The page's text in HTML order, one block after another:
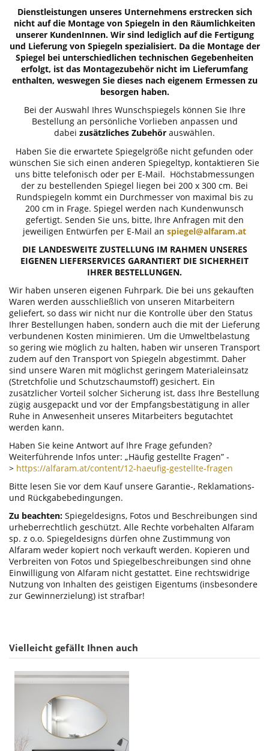
Dienstleistungen unseres Unternehmens erstrecken sich
nicht auf die Montage von Spiegeln in den Räumlichkeiten
unserer KundenInnen. Wir sind lediglich auf die Fertigung
und Lieferung von Spiegeln spezialisiert. Da die Montage der
Spiegel bei unterschiedlichen technischen Gegebenheiten
erfolgt, ist das Montagezubehör nicht im Lieferumfang
enthalten, weswegen Sie dieses nach eigenem Ermessen zu
besorgen haben.
Bei der Auswahl Ihres Wunschspiegels können Sie Ihre
Bestellung an persönliche Vorlieben anpassen und
dabei zusätzliches Zubehör auswählen.
Haben Sie die erwartete Spiegelgröße nicht gefunden oder
wünschen Sie sich einen anderen Spiegeltyp, kontaktieren Sie
uns bitte telefonisch oder per E-Mail. Höchstabmessungen
der zu bestellenden Spiegel liegen bei 200 x 300 cm. Bei
Rundspiegeln kommt ein Durchmesser von maximal bis zu
200 cm in Frage. Spiegel werden nach Kundenwunsch
gefertigt. Senden Sie uns, bitte, Ihre Anfragen mit den
jeweiligen Entwürfen per E-Mail an spiegel@alfaram.at
DIE LANDESWEITE ZUSTELLUNG IM RAHMEN UNSERES
EIGENEN LIEFERSERVICES GARANTIERT DIE SICHERHEIT
IHRER BESTELLUNGEN.
Wir haben unseren eigenen Fuhrpark. Die bei uns gekauften
Waren werden ausschließlich von unseren Mitarbeitern
geliefert, so dass wir nicht nur die Kontrolle über den Status
Ihrer Bestellungen haben, sondern auch die mit der Lieferung
verbundenen Kosten minimieren. Um die Umweltbelastung
so gering wie möglich zu halten, haben wir unseren Transport
zudem auf den Transport von Spiegeln abgestimmt. Daher
sind unsere Waren mit möglichst geringem Materialeinsatz
(Stretchfolie und Schutzschaumstoff) gesichert. Ein
zusätzlicher Vorteil solcher Sicherung ist, dass Ihre Bestellung
zügig ausgepackt und vor der Empfangsbestätigung in aller
Ruhe in Anwesenheit unseres Mitarbeiters begutachtet
werden kann.
Haben Sie keine Antwort auf Ihre Frage gefunden?
Weiterführende Infos unter: „Häufig gestellte Fragen” -
> https://alfaram.at/content/12-haeufig-gestellte-fragen
Bitte lesen Sie vor dem Kauf unsere Garantie-, Reklamations-
und Rückgabebedingungen.
Zu beachten: Spiegeldesigns, Fotos und Beschreibungen sind
urheberrechtlich geschützt. Alle Rechte vorbehalten Alfaram
sp. z o.o. Spiegeldesigns dürfen ohne Zustimmung von
Alfaram weder kopiert noch verkauft werden. Kopieren und
Verbreiten von Fotos und Spiegelbeschreibungen sind ohne
Einwilligung von Alfaram nicht gestattet. Eine rechtswidrige
Nutzung von Inhalten des geistigen Eigentums (insbesondere
zur Gewinnerzielung) ist strafbar!
Vielleicht gefällt Ihnen auch